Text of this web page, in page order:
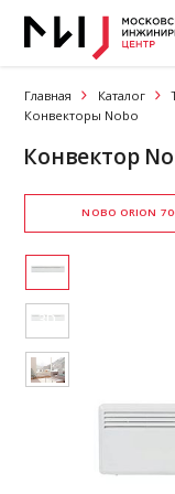
Главная Каталог
Конвекторы Nobo
Конвектор
NOBO ORION